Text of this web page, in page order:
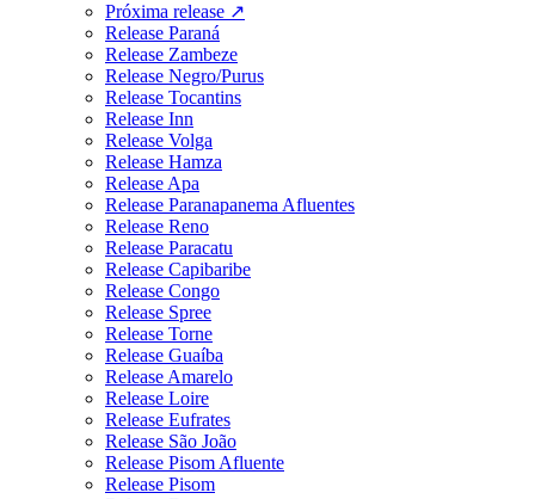
Próxima release ↗
Release Paraná
Release Zambeze
Release Negro/Purus
Release Tocantins
Release Inn
Release Volga
Release Hamza
Release Apa
Release Paranapanema Afluentes
Release Reno
Release Paracatu
Release Capibaribe
Release Congo
Release Spree
Release Torne
Release Guaíba
Release Amarelo
Release Loire
Release Eufrates
Release São João
Release Pisom Afluente
Release Pisom